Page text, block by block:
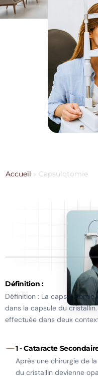
Accueil » Capsulotomie
Définition :
Définition : La
dans la capsule du
effectuée dans deux
1 - Cataracte
Après une chirurgie de
du cristallin devienne